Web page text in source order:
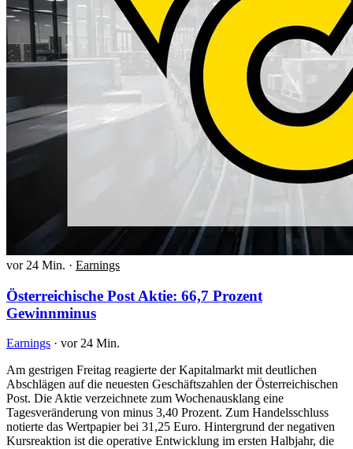
vor 24 Min. · Earnings
Österreichische Post Aktie: 66,7 Prozent
Gewinnminus
Earnings · vor 24 Min.
Am gestrigen Freitag reagierte der Kapitalmarkt mit deutlichen
Abschlägen auf die neuesten Geschäftszahlen der Österreichischen
Post. Die Aktie verzeichnete zum Wochenausklang eine
Tagesveränderung von minus 3,40 Prozent. Zum Handelsschluss
notierte das Wertpapier bei 31,25 Euro. Hintergrund der negativen
Kursreaktion ist die operative Entwicklung im ersten Halbjahr, die